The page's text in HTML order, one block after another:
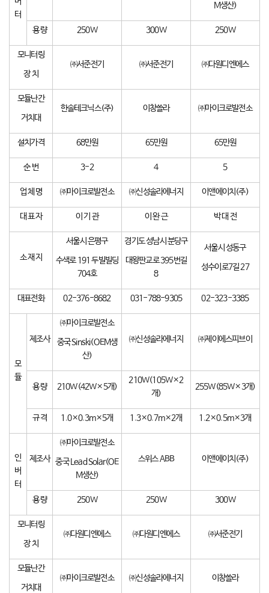
터
M생산)
용 량 250W 300W 250W
모니터링
장 치
㈜서준전기 ㈜서준전기 ㈜다원디엔에스
모듈난간
거치대
한솔테크닉스(주) 이창쏠라 ㈜마이크로발전소
설치가격 68만원 65만원 65만원
순 번 3-2 4 5
업 체 명 ㈜마이크로발전소 ㈜신성솔라에너지 이앤에이치(주)
대 표 자 이 기 관 이 완 근 박 대 전
소 재 지
서울시 은평구
수색로 191 두빌빌딩
704호
경기도 성남시 분당구
대왕판교로 395번길
8
서울시 성동구
성수이로7길 27
대표전화 02-376-8682 031-788-9305 02-323-3385
모
듈
제조사
㈜마이크로발전소
중국 Sinski(OEM생
산)
㈜신성솔라에너지 ㈜제이에스피브이
용 량 210W(42W×5개)
210W(105W×2
개)
255W(85W×3개)
규 격 1.0×0.3m×5개 1.3×0.7m×2개 1.2×0.5m×3개
인
버
터
제조사
㈜마이크로발전소
중국 Lead Solar(OE
M생산)
스위스 ABB 이앤에이치(주)
용 량 250W 250W 300W
모니터링
장 치
㈜다원디엔에스 ㈜다원디엔에스 ㈜서준전기
모듈난간
거치대
㈜마이크로발전소 ㈜신성솔라에너지 이창쏠라